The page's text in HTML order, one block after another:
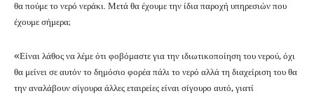
θα πούμε το νερό νεράκι. Μετά θα έχουμε την ίδια παροχή υπηρεσιών που
έχουμε σήμερα;
«Είναι λάθος να λέμε ότι φοβόμαστε για την ιδιωτικοποίηση του νερού, όχι
θα μείνει σε αυτόν το δημόσιο φορέα πάλι το νερό αλλά τη διαχείριση του θα
την αναλάβουν σίγουρα άλλες εταιρείες είναι σίγουρο αυτό, γιατί